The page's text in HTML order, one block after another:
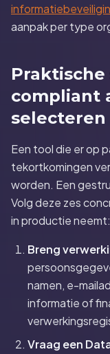
aanpak per type
Praktische
compliant
selecteren
Een tool die er op
tekortkomingen
worden. Een
Volg deze zes
in productie neemt:
Breng
namen, e-
informatie of
Vraag een